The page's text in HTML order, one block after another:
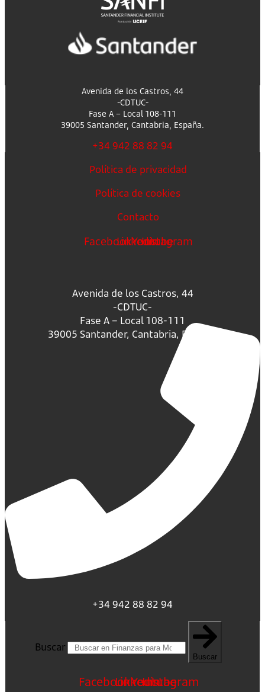
Avenida de los Castros, 44
-CDTUC-
Fase A – Local 108-111
39005 Santander, Cantabria, España.
+34 942 88 82 94
Política de privacidad
Política de cookies
Contacto
FacebookLinkedin
Youtube
Instagram
Avenida de los Castros, 44
-CDTUC-
Fase A – Local 108-111
39005 Santander, Cantabria, España.
+34 942 88 82 94
Buscar
Buscar
FacebookLinkedin
Youtube
Instagram